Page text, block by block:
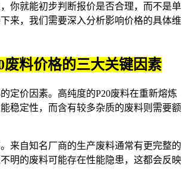
你就能初步判断报价是否合理，而不是单
来，我们需要深入分析影响价格的具体维
废料价格的三大关键因素
定价因素。高纯度的P20废料在重新熔炼
稳定性，而含有较多杂质的废料则需要额
来自知名厂商的生产废料通常有更完整的
明的废料可能存在性能隐患，这都会反映